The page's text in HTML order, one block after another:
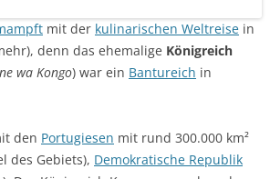
mit der kulinarischen Weltreise in
denn das ehemalige Königreich
wa Kongo) war ein Bantureich in
den Portugiesen mit rund 300.000 km²
des Gebiets), Demokratische Republik